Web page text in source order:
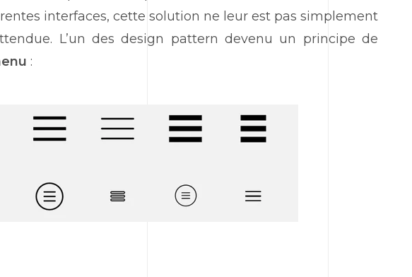
interfaces, cette solution ne leur est pas simplement
L’un des design pattern devenu un principe de
: